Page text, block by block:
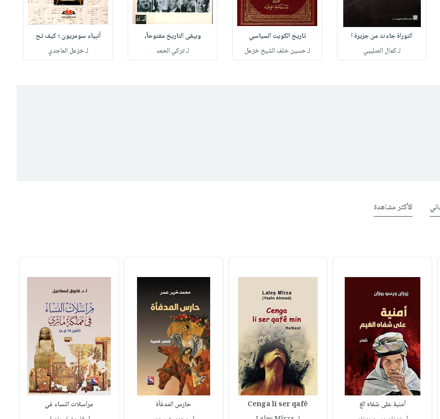
التوراة جاءت من جزيرة ا
لـ كمال الصليبي
تاريخ الكويت السياسي
لـ حسين خلف الشيخ خزعل
ويبقى التاريخ مفتوحاً،
لـ تركي الحمد
أنبياء سومريون ؛ كيف تح
لـ خزعل الماجدي
الأكثر مشاهدة
أمنية على شفاه الغ Cenga li ser qafê حارس المدفأة مراسلات النساء في